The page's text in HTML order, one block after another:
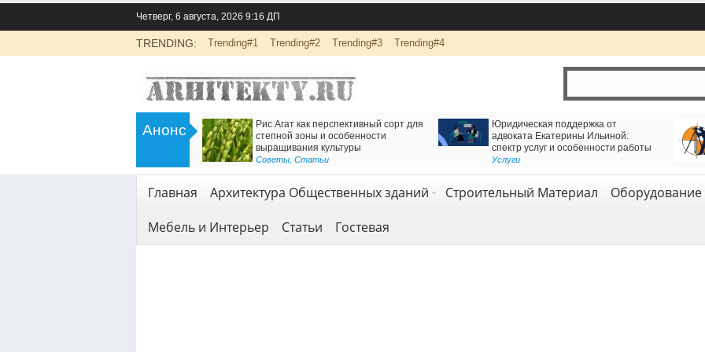
Четверг, 6 августа, 2026 9:16 ДП
TRENDING: Trending#1 Trending#2 Trending#3 Trending#4
Анонс
Инженерно-экологические изыскания
для строительства: основа
безопасной реализации проектов
,Услуги
Есть решение для движения через
Железнодорожный тоннель
Логистика и комплексная перевозка
компанией АВАС ГРУПП
Транспорт и логистика
Главная Архитектура Общественных зданий Строительный Материал
Оборудование
Мебель и Интерьер
Статьи Гостевая